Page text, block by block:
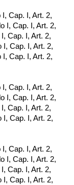
Cap. I, Art. 2,
I, Cap. I, Art. 2,
Cap. I, Art. 2,
I, Cap. I, Art. 2,
Cap. I, Art. 2,
Cap. I, Art. 2,
I, Cap. I, Art. 2,
Cap. I, Art. 2,
I, Cap. I, Art. 2,
Cap. I, Art. 2,
I, Cap. I, Art. 2,
Cap. I, Art. 2,
I, Cap. I, Art. 2,